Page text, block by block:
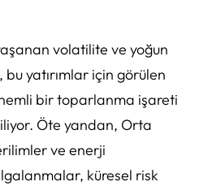
volatilite ve yoğun
bu yatırımlar için görülen
bir toparlanma işareti
Öte yandan, Orta
ve enerji
küresel risk